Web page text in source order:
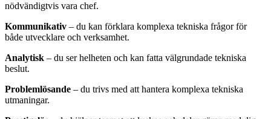
nödvändigtvis vara chef.
Kommunikativ – du kan förklara komplexa tekniska frågor för
både utvecklare och verksamhet.
Analytisk – du ser helheten och kan fatta välgrundade tekniska
beslut.
Problemlösande – du trivs med att hantera komplexa tekniska
utmaningar.